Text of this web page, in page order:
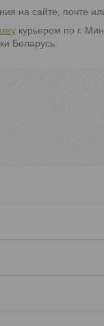
на сайте, почте
курьером по г.
Беларусь.